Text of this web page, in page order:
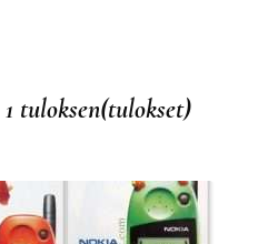
1 tuloksen(tulokset)